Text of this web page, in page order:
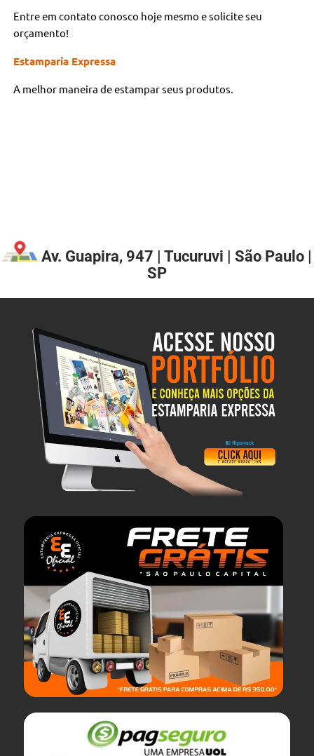
Entre em contato conosco hoje mesmo e solicite seu
orçamento!
Estamparia Expressa
A melhor maneira de estampar seus produtos.
Av. Guapira, 947 | Tucuruvi | São Paulo |
SP